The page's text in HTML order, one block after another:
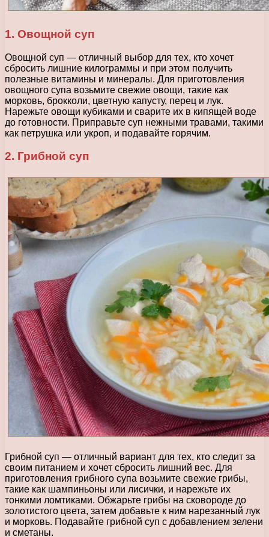
1. Овощной суп
Овощной суп — отличный выбор для тех, кто хочет
сбросить лишние килограммы и при этом получить
полезные витамины и минералы. Для приготовления
овощного супа возьмите свежие овощи, такие как
морковь, брокколи, цветную капусту, перец и лук.
Нарежьте овощи кубиками и сварите их в кипящей воде
до готовности. Приправьте суп нежными травами, такими
как петрушка или укроп, и подавайте горячим.
2. Грибной суп
Грибной суп — отличный вариант для тех, кто следит за
своим питанием и хочет сбросить лишний вес. Для
приготовления грибного супа возьмите свежие грибы,
такие как шампиньоны или лисички, и нарежьте их
тонкими ломтиками. Обжарьте грибы на сковороде до
золотистого цвета, затем добавьте к ним нарезанный лук
и морковь. Подавайте грибной суп с добавлением зелени
и сметаны.